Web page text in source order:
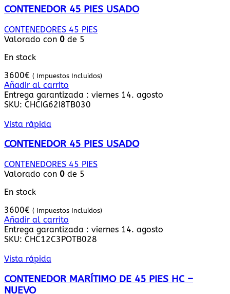
CONTENEDOR 45 PIES USADO
CONTENEDORES 45 PIES
Valorado con 0 de 5
En stock
3600€ ( Impuestos Incluidos)
Añadir al carrito
Entrega garantizada : viernes 14. agosto
SKU: CHCIG62I8TB030
Vista rápida
CONTENEDOR 45 PIES USADO
CONTENEDORES 45 PIES
Valorado con 0 de 5
En stock
3600€ ( Impuestos Incluidos)
Añadir al carrito
Entrega garantizada : viernes 14. agosto
SKU: CHC12C3POTB028
Vista rápida
CONTENEDOR MARÍTIMO DE 45 PIES HC –
NUEVO